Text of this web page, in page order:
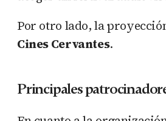
Por otro lado, la
Cines Cervantes.
Principales